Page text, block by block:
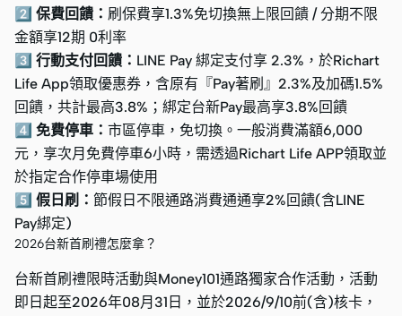
2️⃣ 保費回饋： 刷保費享1.3%免切換無上限回饋 / 分期不限
金額享12期 0利率
3️⃣ 行動支付回饋： LINE Pay 綁定支付享 2.3%，於Richart
Life App領取優惠券，含原有『Pay著刷』2.3%及加碼1.5%
回饋，共計最高3.8%；綁定台新Pay最高享3.8%回饋
4️⃣ 免費停車： 市區停車，免切換。一般消費滿額6,000
元，享次月免費停車6小時，需透過Richart Life APP領取並
於指定合作停車場使用
5️⃣ 假日刷： 節假日不限通路消費通通享2%回饋(含LINE
Pay綁定)
2026台新首刷禮怎麼拿？
台新首刷禮限時活動與Money101通路獨家合作活動，活動
即日起至2026年08月31日，並於2026/9/10前(含)核卡，